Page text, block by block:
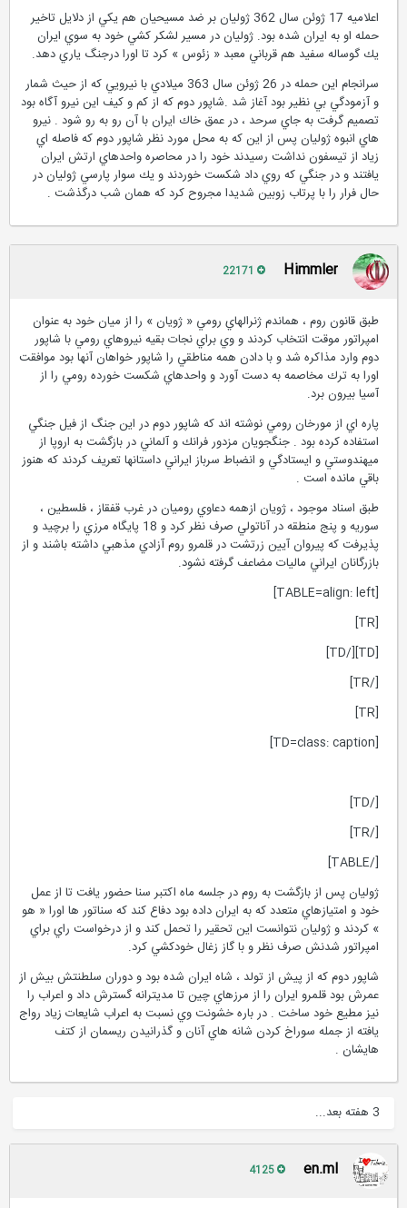
اعلاميه 17 ژوئن سال 362 ژوليان بر ضد مسيحيان هم يكي از دلايل تاخير
حمله او به ايران شده بود. ژوليان در مسير لشكر كشي خود به سوي ايران
يك گوساله سفيد هم قرباني معبد « زئوس » كرد تا اورا درجنگ ياري دهد.
سرانجام اين حمله در 26 ژوئن سال 363 ميلادي با نيرويي كه از حيث شمار
و آزمودگي بي نظير بود آغاز شد .شاپور دوم كه از كم و كيف اين نيرو آگاه بود
تصميم گرفت به جاي سرحد ، در عمق خاك ايران با آن رو به رو شود . نيرو
هاي انبوه ژوليان پس از اين كه به محل مورد نظر شاپور دوم كه فاصله اي
زياد از تيسفون نداشت رسيدند خود را در محاصره واحدهاي ارتش ايران
يافتند و در جنگي كه روي داد شكست خوردند و يك سوار پارسي ژوليان در
حال فرار را با پرتاب زوبين شديدا مجروح كرد كه همان شب درگذشت .
Himmler
طبق قانون روم ، هماندم ژنرالهاي رومي « ژويان » را از ميان خود به عنوان
امپراتور موقت انتخاب كردند و وي براي نجات بقيه نيروهاي رومي با شاپور
دوم وارد مذاكره شد و با دادن همه مناطقي را شاپور خواهان آنها بود موافقت
اورا به ترك مخاصمه به دست آورد و واحدهاي شكست خورده رومي را از
آسيا بيرون برد.
پاره اي از مورخان رومي نوشته اند كه شاپور دوم در اين جنگ از فيل جنگي
استفاده كرده بود . جنگجويان مزدور فرانك و آلماني در بازگشت به اروپا از
ميهندوستي و ايستادگي و انضباط سرباز ايراني داستانها تعريف كردند كه هنوز
باقي مانده است .
طبق اسناد موجود ، ژويان ازهمه دعاوي روميان در غرب قفقاز ، فلسطين ،
سوريه و پنج منطقه در آناتولي صرف نظر كرد و 18 پايگاه مرزي را برچيد و
پذيرفت كه پيروان آيين زرتشت در قلمرو روم آزادي مذهبي داشته باشند و از
بازرگانان ايراني ماليات مضاعف گرفته نشود.
ژوليان پس از بازگشت به روم در جلسه ماه اكتبر سنا حضور يافت تا از عمل
خود و امتيازهاي متعدد كه به ايران داده بود دفاع كند كه سناتور ها اورا « هو
» كردند و ژوليان نتوانست اين تحقير را تحمل كند و از درخواست راي براي
امپراتور شدنش صرف نظر و با گاز زغال خودكشي كرد.
شاپور دوم كه از پيش از تولد ، شاه ايران شده بود و دوران سلطنتش بيش از
عمرش بود قلمرو ايران را از مرزهاي چين تا مديترانه گسترش داد و اعراب را
نيز مطيع خود ساخت . در باره خشونت وي نسبت به اعراب شايعات زياد رواج
يافته از جمله سوراخ كردن شانه هاي آنان و گذرانيدن ريسمان از كتف
هايشان .
en.ml